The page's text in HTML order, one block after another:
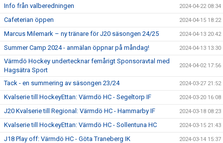
Info från valberedningen 2024-04-22 08:34
Cafeterian öppen 2024-04-15 18:22
Marcus Milemark – ny tränare för J20 säsongen 24/25 2024-04-13 20:42
Summer Camp 2024 - anmälan öppnar på måndag! 2024-04-13 13:30
Värmdö Hockey undertecknar femårigt Sponsoravtal med
Hagsätra Sport
2024-04-02 17:56
Tack - en summering av säsongen 23/24 2024-03-27 21:52
Kvalserie till HockeyEttan: Värmdö HC - Segeltorp IF 2024-03-20 16:08
J20 Kvalserie till Regional: Värmdö HC - Hammarby IF 2024-03-18 08:23
Kvalserie till HockeyEttan: Värmdö HC - Sollentuna HC 2024-03-15 21:43
J18 Play off: Värmdö HC - Göta Traneberg IK 2024-03-14 15:37